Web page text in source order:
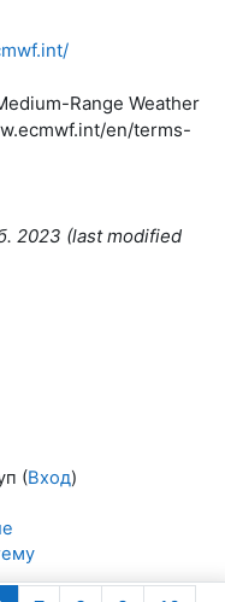
Range Weather
en/terms-
2023 (last modified
(Вход)